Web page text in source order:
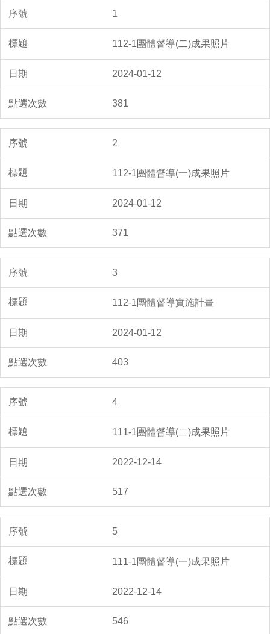
1
112-1團體督導(二)成果照片
2024-01-12
381
2
112-1團體督導(一)成果照片
2024-01-12
371
3
112-1團體督導實施計畫
2024-01-12
403
4
111-1團體督導(二)成果照片
2022-12-14
517
5
111-1團體督導(一)成果照片
2022-12-14
546